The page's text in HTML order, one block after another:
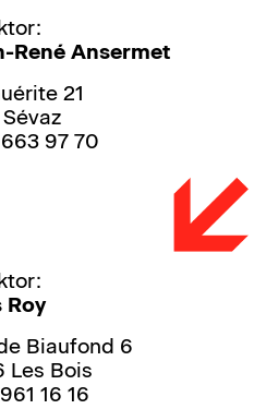
René Ansermet
21
Sévaz
97 70
Roy
Biaufond 6
Les Bois
16 16